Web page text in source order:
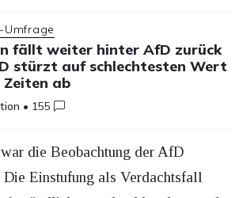
Umfrage
fällt weiter hinter AfD zurück
stürzt auf schlechtesten Wert
Zeiten ab
• 155
die Beobachtung der AfD
Die Einstufung als Verdachtsfall